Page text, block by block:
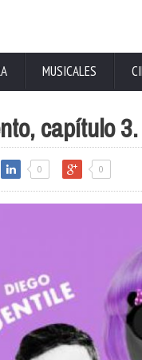
MUSICALES
capítulo
0 0